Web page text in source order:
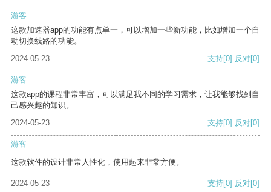
游客
这款加速器app的功能有点单一，可以增加一些新功能，比如增加一个自
动切换线路的功能。
2024-05-23
支持[0] 反对[0]
游客
这款app的课程非常丰富，可以满足我不同的学习需求，让我能够找到自
己感兴趣的知识。
2024-05-23
支持[0] 反对[0]
游客
这款软件的设计非常人性化，使用起来非常方便。
2024-05-23 支持[0] 反对[0]